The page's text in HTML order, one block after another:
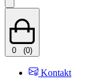
0 (0)
Kontakt